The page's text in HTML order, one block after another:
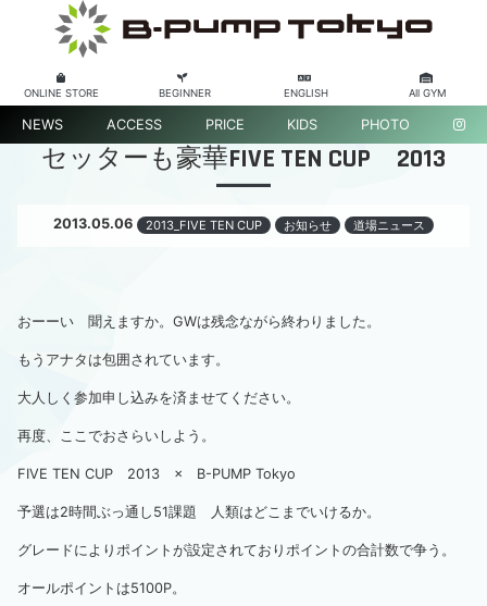
ONLINE STORE BEGINNER ENGLISH All GYM
NEWS ACCESS PRICE KIDS PHOTO
セッターも豪華FIVE TEN CUP 2013
2013.05.06 2013_FIVE TEN CUP お知らせ 道場ニュース
おーーい 聞えますか。GWは残念ながら終わりました。
もうアナタは包囲されています。
大人しく参加申し込みを済ませてください。
再度、ここでおさらいしよう。
FIVE TEN CUP 2013 × B-PUMP Tokyo
予選は2時間ぶっ通し51課題 人類はどこまでいけるか。
グレードによりポイントが設定されておりポイントの合計数で争う。
オールポイントは5100P。